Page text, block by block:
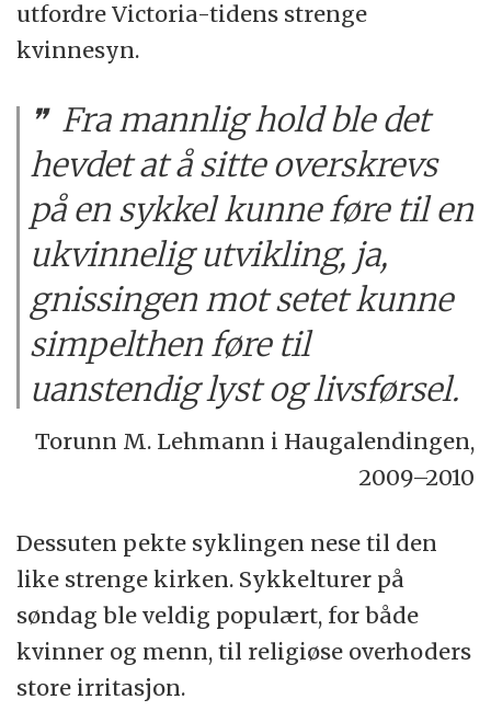
utfordre Victoria-tidens strenge
kvinnesyn.
Fra mannlig hold ble det
hevdet at å sitte overskrevs
på en sykkel kunne føre til en
ukvinnelig utvikling, ja,
gnissingen mot setet kunne
simpelthen føre til
uanstendig lyst og livsførsel.
Torunn M. Lehmann i Haugalendingen,
2009–2010
Dessuten pekte syklingen nese til den
like strenge kirken. Sykkelturer på
søndag ble veldig populært, for både
kvinner og menn, til religiøse overhoders
store irritasjon.